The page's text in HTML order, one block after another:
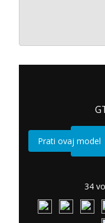
Imam
Prati ovaj model
34